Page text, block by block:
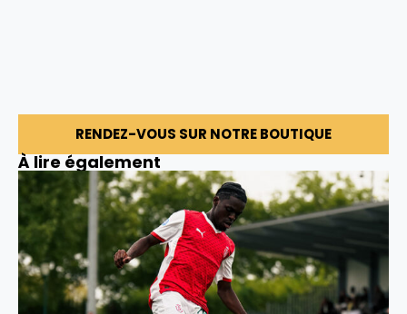
RENDEZ-VOUS SUR NOTRE BOUTIQUE
À lire également